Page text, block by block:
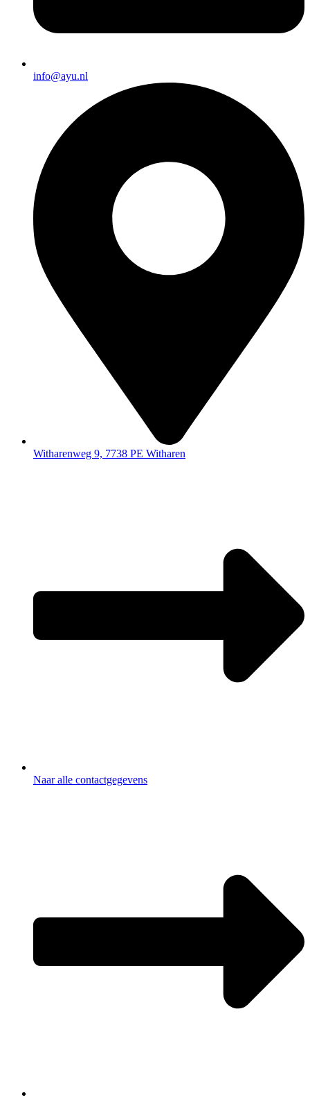
info@ayu.nl
Witharenweg 9, 7738 PE Witharen
Naar alle contactgegevens